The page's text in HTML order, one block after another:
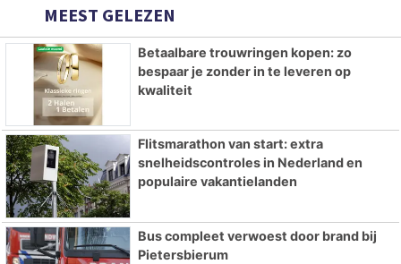
MEEST GELEZEN
Betaalbare trouwringen kopen: zo
bespaar je zonder in te leveren op
kwaliteit
Flitsmarathon van start: extra
snelheidscontroles in Nederland en
populaire vakantielanden
Bus compleet verwoest door brand bij
Pietersbierum